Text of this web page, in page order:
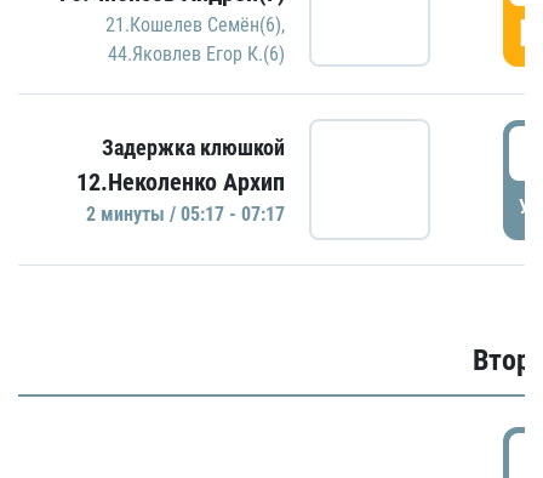
21.Кошелев Семён(6),
44.Яковлев Егор К.(6)
Задержка клюшкой
12.Неколенко Архип
2 минуты / 05:17 - 07:17